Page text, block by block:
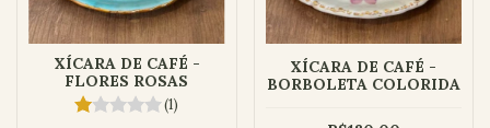
XÍCARA DE CAFÉ -
FLORES ROSAS
(1)
XÍCARA DE CAFÉ -
BORBOLETA COLORIDA